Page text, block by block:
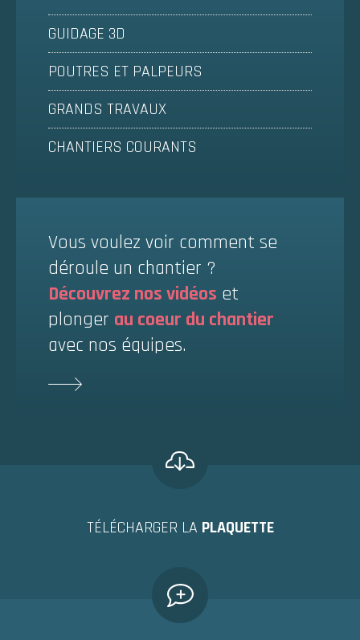
GUIDAGE 3D
POUTRES ET PALPEURS
GRANDS TRAVAUX
CHANTIERS COURANTS
Vous voulez voir comment se
déroule un chantier ?
Découvrez nos vidéos et
plonger au coeur du chantier
avec nos équipes.
TÉLÉCHARGER LA PLAQUETTE